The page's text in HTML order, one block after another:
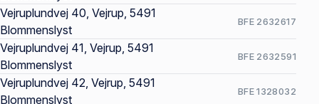
Vejruplundvej 40, Vejrup, 5491
Blommenslyst
BFE 2632617
Vejruplundvej 41, Vejrup, 5491
Blommenslyst
BFE 2632591
Vejruplundvej 42, Vejrup, 5491
Blommenslyst
BFE 1328032